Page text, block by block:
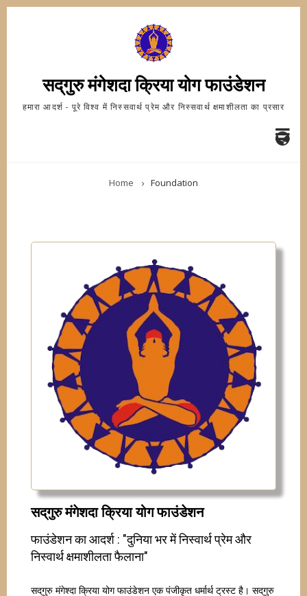
Skip
सद्‌गुरु मंगेशदा क्रिया योग फाउंडेशन
हमारा आदर्श - पूरे विश्व में निस्सवार्थ प्रेम और निस्सवार्थ क्षमाशीलता का प्रसार
BREADCRUMB
Home Foundation
सद्‌गुरु मंगेशदा क्रिया योग फाउंडेशन
फाउंडेशन का आदर्श : "दुनिया भर में निस्वार्थ प्रेम और
निस्वार्थ क्षमाशीलता फैलाना"
सद्‌गुरु मंगेश्दा क्रिया योग फाउंडेशन एक पंजीकृत धर्मार्थ ट्रस्ट है। सद्‌गुरु